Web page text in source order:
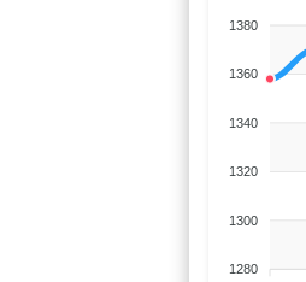
1380
1360
1340
1320
1300
1280